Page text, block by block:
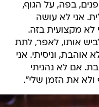
בפה, על הגוף,
אני לא עושה
לא מקצועית בזה.
אותו, לאפר, לתת
וניסיתי. אני
אם לא נהניתי
את הזמן שלי".